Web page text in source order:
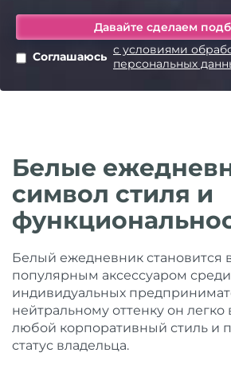
Соглашаюсь с условиями
персональных
Белые
символ стиля и
Белый ежедневник становится
популярным аксессуаром
индивидуальных
нейтральному оттенку он легко
любой корпоративный стиль и
статус владельца.